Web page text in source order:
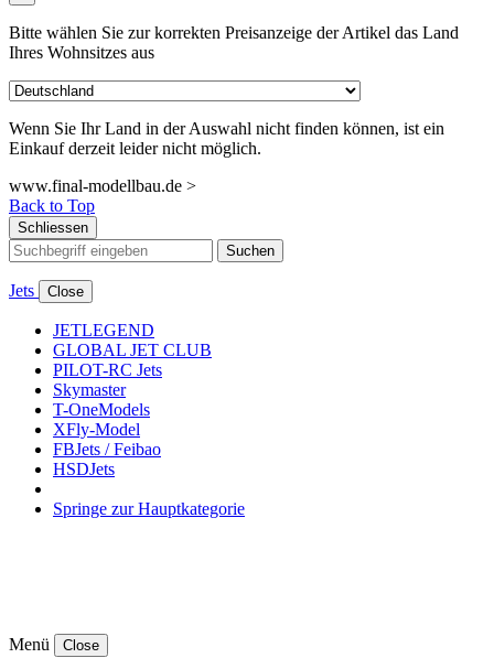
Bitte wählen Sie zur korrekten Preisanzeige der Artikel das Land
Ihres Wohnsitzes aus
Wenn Sie Ihr Land in der Auswahl nicht finden können, ist ein
Einkauf derzeit leider nicht möglich.
www.final-modellbau.de >
Back to Top
Schliessen
Suchen
Jets Close
JETLEGEND
GLOBAL JET CLUB
PILOT-RC Jets
Skymaster
T-OneModels
XFly-Model
FBJets / Feibao
HSDJets
Springe zur Hauptkategorie
Menü Close